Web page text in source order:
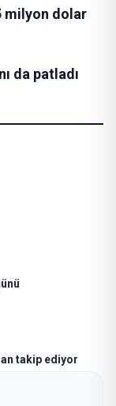
milyon dolar
da patladı
takip ediyor